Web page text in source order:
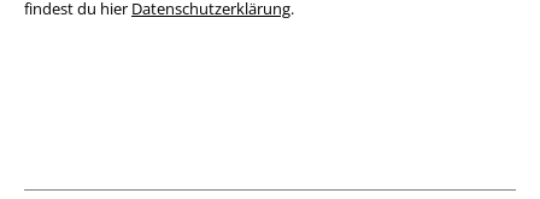
findest du hier Datenschutzerklärung.